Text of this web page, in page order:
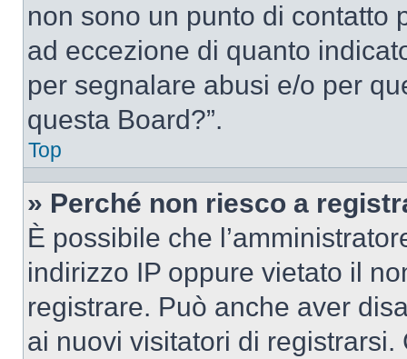
non sono un punto di contatto
ad eccezione di quanto
per segnalare abusi e/o per
questa Board?”.
Top
» Perché non riesco a
È possibile che
indirizzo IP oppure vietato il
registrare. Può anche aver
ai nuovi visitatori di